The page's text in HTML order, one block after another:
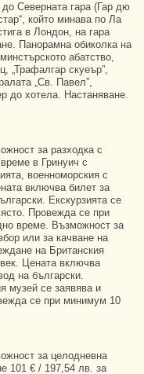
Северната гара (Гар дю
който минава по Ла
в Лондон, на гара
Панорамна обиколка на
абатство,
„Трафалгар скуеър”,
„Св. Павел”,
до хотела. Настаняване.
за разходка с
в Гринуич с
военноморския с
включва билет за
Екскурзията се
Провежда се при
време. Възможност за
или за качване на
на Британския
Цената включва
на български.
музей се заявява и
се при минимум 10
за целодневна
101 € / 197,54 лв. за